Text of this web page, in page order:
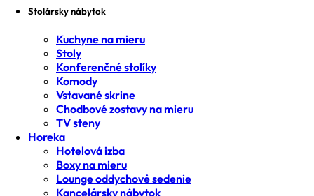
Stolársky nábytok
Kuchyne na mieru
Stoly
Konferenčné stolíky
Komody
Vstavané skrine
Chodbové zostavy na mieru
TV steny
Horeka
Hotelová izba
Boxy na mieru
Lounge oddychové sedenie
Kancelársky nábytok